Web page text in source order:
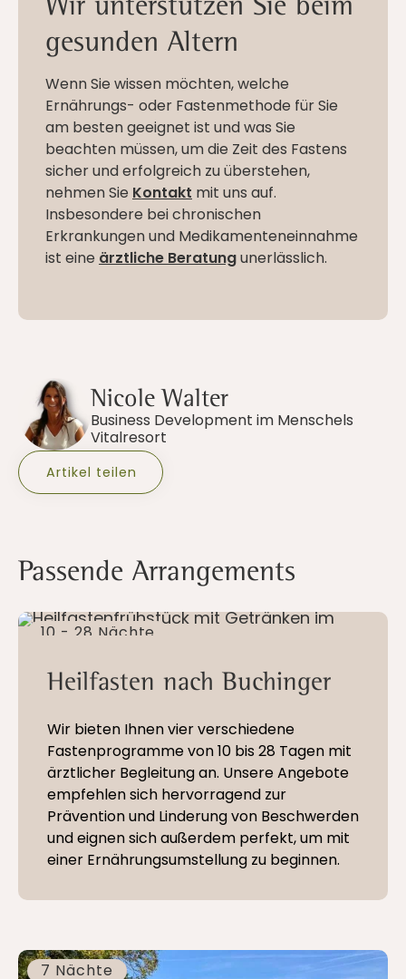
gesunden Altern
Wenn Sie wissen möchten, welche
Ernährungs- oder Fastenmethode für Sie
am besten geeignet ist und was Sie
beachten müssen, um die Zeit des Fastens
sicher und erfolgreich zu überstehen,
nehmen Sie Kontakt mit uns auf.
Insbesondere bei chronischen
Erkrankungen und Medikamenteneinnahme
ist eine ärztliche Beratungunerlässlich.
Nicole Walter
Business Development im Menschels
Vitalresort
Artikel teilen
Passende Arrangements
10 - 28 Nächte
Heilfasten nach Buchinger
Wir bieten Ihnen vier verschiedene
Fastenprogramme von 10 bis 28 Tagen mit
ärztlicher Begleitung an. Unsere Angebote
empfehlen sich hervorragend zur
Prävention und Linderung von Beschwerden
und eignen sich außerdem perfekt, um mit
einer Ernährungsumstellung zu beginnen.
7 Nächte